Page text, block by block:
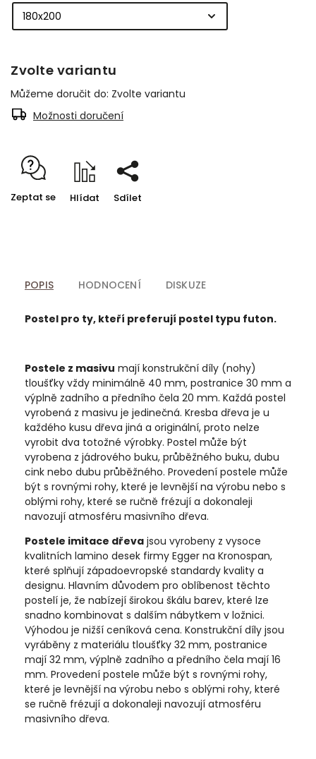
Zvolte variantu
Můžeme doručit do: Zvolte variantu
Možnosti doručení
Zeptat se Hlídat Sdílet
POPIS HODNOCENÍ DISKUZE
Postel pro ty, kteří preferují postel typu futon.
Postele z masivu mají konstrukční díly (nohy)
tloušťky vždy minimálně 40 mm, postranice 30 mm a
výplně zadního a předního čela 20 mm. Každá postel
vyrobená z masivu je jedinečná. Kresba dřeva je u
každého kusu dřeva jiná a originální, proto nelze
vyrobit dva totožné výrobky. Postel může být
vyrobena z jádrového buku, průběžného buku, dubu
cink nebo dubu průběžného. Provedení postele může
být s rovnými rohy, které je levnější na výrobu nebo s
oblými rohy, které se ručně frézují a dokonaleji
navozují atmosféru masivního dřeva.
Postele imitace dřeva jsou vyrobeny z vysoce
kvalitních lamino desek firmy Egger na Kronospan,
které splňují západoevropské standardy kvality a
designu. Hlavním důvodem pro oblíbenost těchto
postelí je, že nabízejí širokou škálu barev, které lze
snadno kombinovat s dalším nábytkem v ložnici.
Výhodou je nižší ceníková cena. Konstrukční díly jsou
vyráběny z materiálu tloušťky 32 mm, postranice
mají 32 mm, výplně zadního a předního čela mají 16
mm. Provedení postele může být s rovnými rohy,
které je levnější na výrobu nebo s oblými rohy, které
se ručně frézují a dokonaleji navozují atmosféru
masivního dřeva.